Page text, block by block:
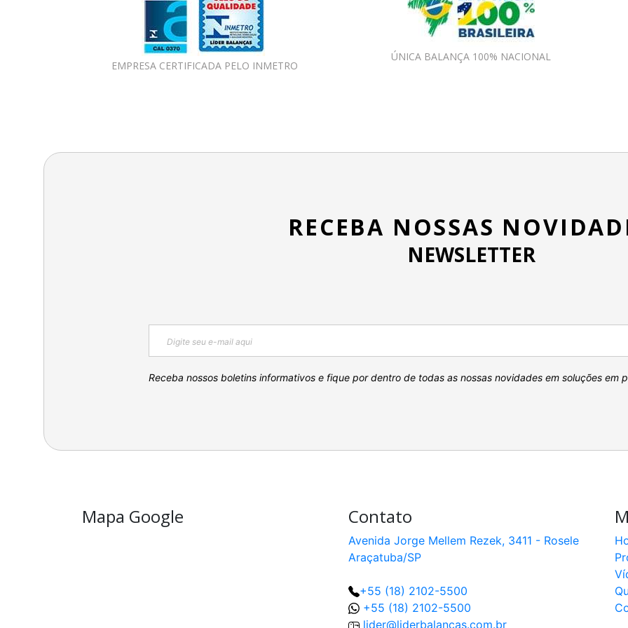
EMPRESA CERTIFICADA PELO INMETRO
ÚNICA BALANÇA 100% NACIONAL
RECEBA NOSSAS
NEWSLETTER
Receba nossos boletins informativos e fique por dentro de todas as nossas novidades em soluções em
Mapa Google Contato
Avenida Jorge Mellem Rezek, 3411 - Rosele
Araçatuba/SP
+55 (18) 2102-5500
+55 (18) 2102-5500
lider@liderbalancas.com.br